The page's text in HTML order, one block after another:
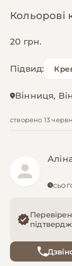
Кольорові
20 грн.
Підвид:
Вінниця,
створено 13